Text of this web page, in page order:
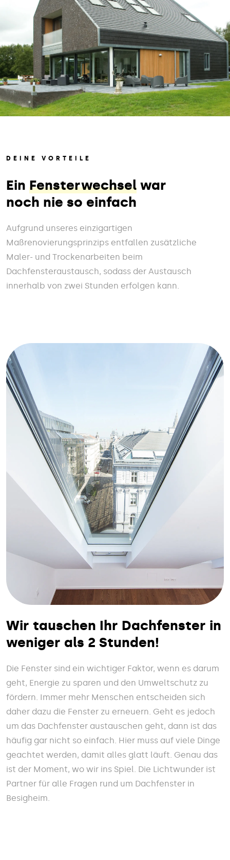
DEINE VORTEILE
Ein Fensterwechsel war
noch nie so einfach
Aufgrund unseres einzigartigen
Maßrenovierungsprinzips entfallen zusätzliche
Maler- und Trockenarbeiten beim
Dachfensteraustausch, sodass der Austausch
innerhalb von zwei Stunden erfolgen kann.
Wir tauschen Ihr Dachfenster in
weniger als 2 Stunden!
Die Fenster sind ein wichtiger Faktor, wenn es darum
geht, Energie zu sparen und den Umweltschutz zu
fördern. Immer mehr Menschen entscheiden sich
daher dazu die Fenster zu erneuern. Geht es jedoch
um das Dachfenster austauschen geht, dann ist das
häufig gar nicht so einfach. Hier muss auf viele Dinge
geachtet werden, damit alles glatt läuft. Genau das
ist der Moment, wo wir ins Spiel. Die Lichtwunder ist
Partner für alle Fragen rund um Dachfenster in
Besigheim.